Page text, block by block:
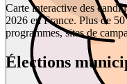
Carte interactive des
2026 en France. Plus de
programmes, sites de
Élections